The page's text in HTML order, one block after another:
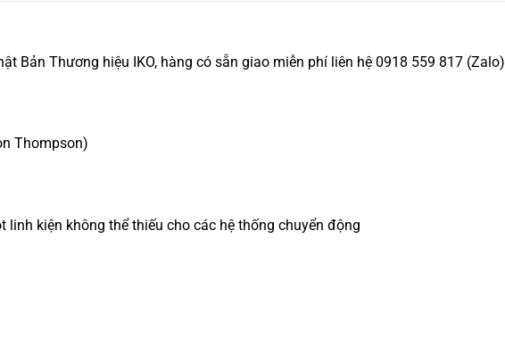
Bản Thương hiệu IKO, hàng có sẵn giao miễn phí liên hệ 0918 559 817 (Zalo)
Thompson)
kiện không thể thiếu cho các hệ thống chuyển động